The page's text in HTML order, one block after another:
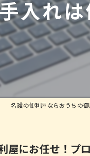
入れ
名護の便利屋ならおうちの
屋にお任せ！プ